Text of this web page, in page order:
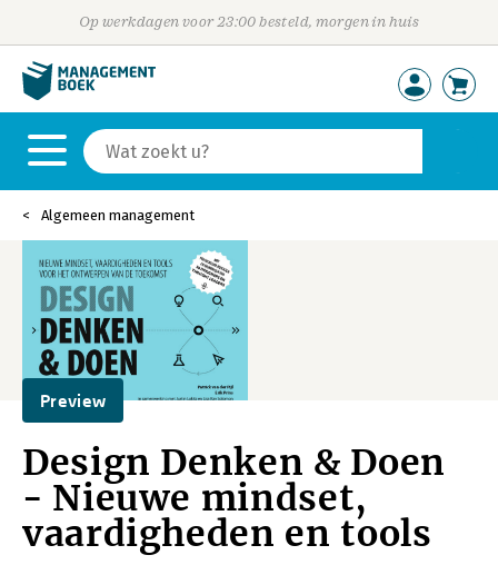
Op werkdagen voor 23:00 besteld, morgen in huis
Algemeen management
Preview
Design Denken & Doen
- Nieuwe mindset,
vaardigheden en tools